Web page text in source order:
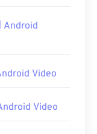
Android
Video
Video